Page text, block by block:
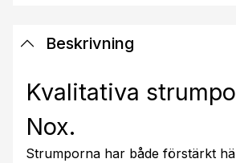
Beskrivning
Kvalitativa
Nox.
Strumporna har både förstärkt